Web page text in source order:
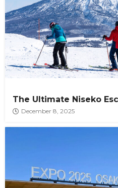
The Ultimate Niseko
December 8, 2025